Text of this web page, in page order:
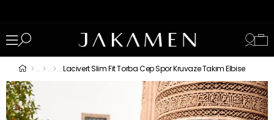
Lacivert Slim Fit Torba Cep Spor Kruvaze Takım Elbise